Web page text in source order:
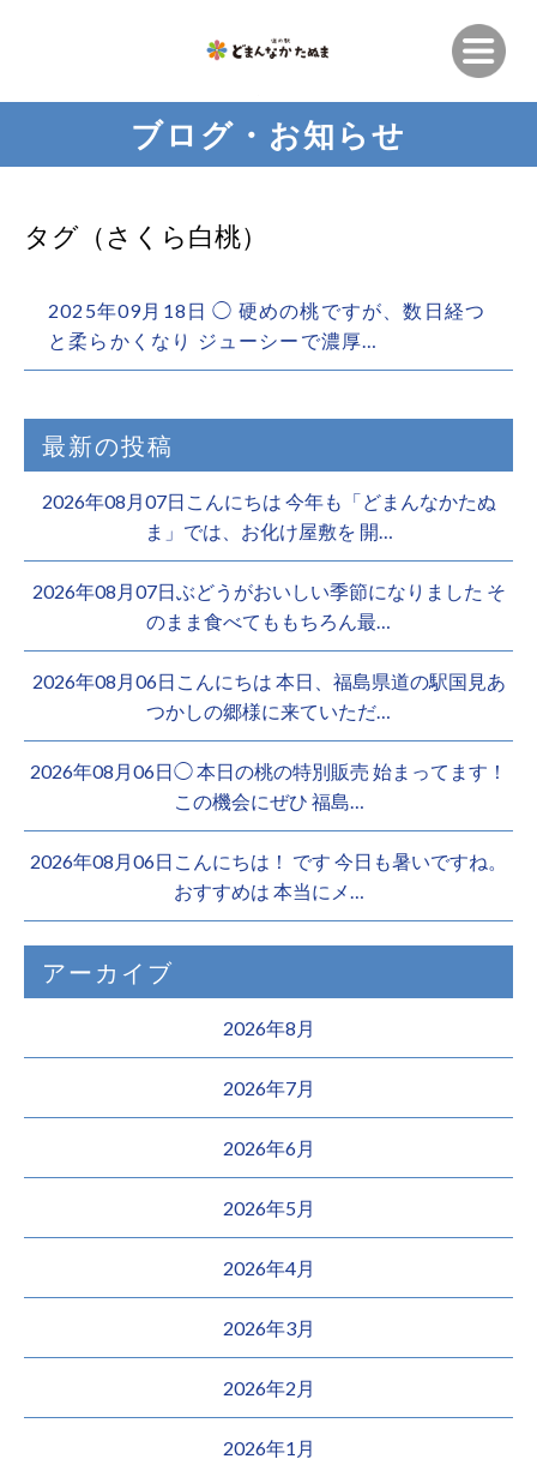
ブログ・お知らせ
タグ（さくら白桃）
2025年09月18日 ◯ 硬めの桃ですが、数日経つ
と柔らかくなり ジューシーで濃厚…
最新の投稿
2026年08月07日こんにちは 今年も「どまんなかたぬ
ま」では、お化け屋敷を 開…
2026年08月07日ぶどうがおいしい季節になりました そ
のまま食べてももちろん最…
2026年08月06日こんにちは 本日、福島県道の駅国見あ
つかしの郷様に来ていただ…
2026年08月06日◯ 本日の桃の特別販売 始まってます！
この機会にぜひ 福島…
2026年08月06日こんにちは！ です 今日も暑いですね。
おすすめは 本当にメ…
アーカイブ
2026年8月
2026年7月
2026年6月
2026年5月
2026年4月
2026年3月
2026年2月
2026年1月